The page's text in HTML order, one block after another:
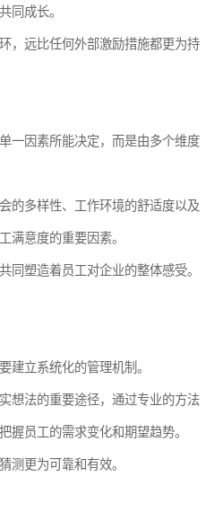
同成长。
，远比任何外部激励措施都更为持
一因素所能决定，而是由多个维度
的多样性、工作环境的舒适度以及
满意度的重要因素。
同塑造着员工对企业的整体感受。
建立系统化的管理机制。
想法的重要途径，通过专业的方法
握员工的需求变化和期望趋势。
测更为可靠和有效。